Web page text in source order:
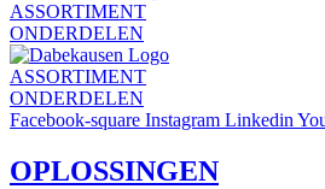
ASSORTIMENT
ONDERDELEN
ASSORTIMENT
ONDERDELEN
Facebook-square Instagram Linkedin
OPLOSSINGEN